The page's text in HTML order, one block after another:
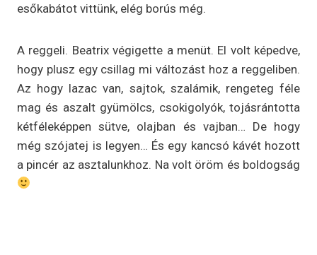
esőkabátot vittünk, elég borús még.
A reggeli. Beatrix végigette a menüt. El volt képedve,
hogy plusz egy csillag mi változást hoz a reggeliben.
Az hogy lazac van, sajtok, szalámik, rengeteg féle
mag és aszalt gyümölcs, csokigolyók, tojásrántotta
kétféleképpen sütve, olajban és vajban… De hogy
még szójatej is legyen… És egy kancsó kávét hozott
a pincér az asztalunkhoz. Na volt öröm és boldogság